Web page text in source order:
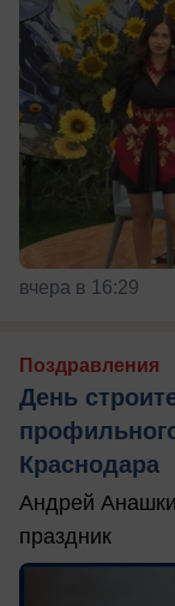
вчера в 16:29
Поздравления
День
Краснодара
Андрей
праздник